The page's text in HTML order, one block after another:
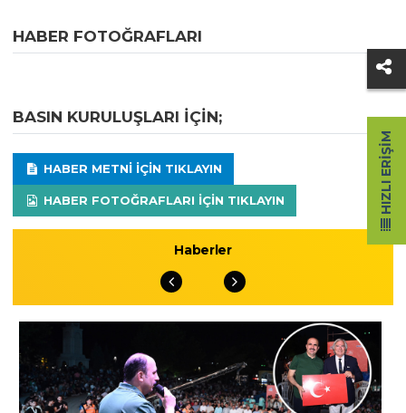
HABER FOTOĞRAFLARI
BASIN KURULUŞLARI IÇIN;
HABER METNI IÇIN TIKLAYIN
HABER FOTOĞRAFLARI IÇIN TIKLAYIN
Haberler
HIZLI ERIŞIM